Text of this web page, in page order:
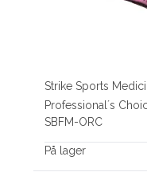
Strike Sports
Professional´s
SBFM-ORC
På lager